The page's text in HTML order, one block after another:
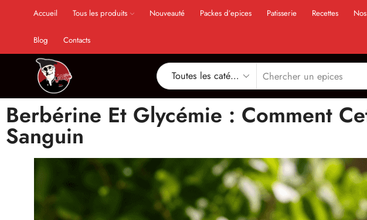
Accueil Tous les produits Nouveauté Packes d’epices Patisserie Recettes
Blog Contacts
Berbérine Et Glycémie : Comment
Sanguin